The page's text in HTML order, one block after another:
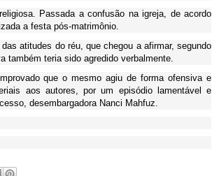
Passada a confusão na igreja, de acordo
a festa pós-matrimônio.
atitudes do réu, que chegou a afirmar, segundo
também teria sido agredido verbalmente.
que o mesmo agiu de forma ofensiva e
aos autores, por um episódio lamentável e
desembargadora Nanci Mahfuz.